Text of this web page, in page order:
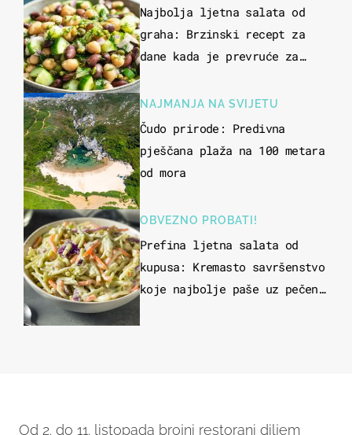
Najbolja ljetna salata od
graha: Brzinski recept za
dane kada je prevruće za
NAJMANJA NA SVIJETU
Čudo prirode: Predivna
pješčana plaža na 100 metara
od mora
OBVEZNO PROBATI!
Prefina ljetna salata od
kupusa: Kremasto savršenstvo
koje najbolje paše uz pečeno
Od 2. do 11. listopada brojni restorani diljem